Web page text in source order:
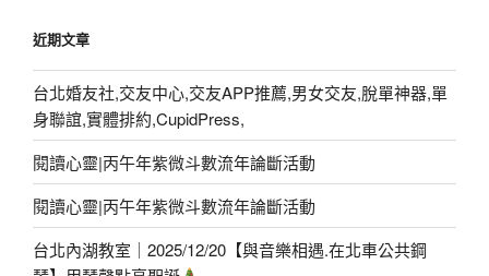
近期文章
台北婚友社,交友中心,交友APP推薦,男女交友,脫單神器,單
身聯誼,實體排約,CupidPress,
閱讀心靈|丙午年紫微斗數流年論斷活動
閱讀心靈|丙午年紫微斗數流年論斷活動
台北內湖教室｜2025/12/20【與音樂相遇.在北車公共鋼